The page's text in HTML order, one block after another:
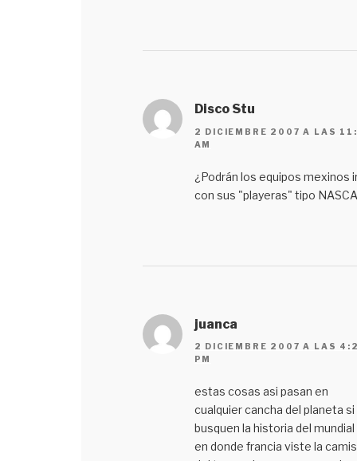
Disco Stu
2 DICIEMBRE 2007 A LAS
AM
¿Podrán los equipos mexinos
con sus "playeras" tipo
juanca
2 DICIEMBRE 2007 A LAS
PM
estas cosas asi pasan en
cualquier cancha del planeta si
busquen la historia del mundial
en donde francia viste la